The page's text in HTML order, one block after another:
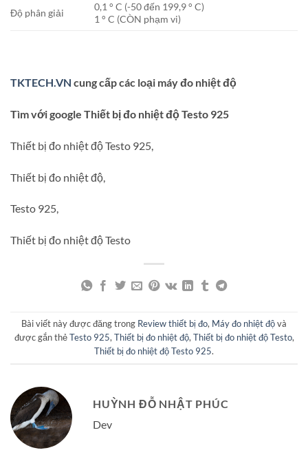
Độ phân giải
0,1 ° C (-50 đến 199,9 ° C)
1 ° C (CÒN phạm vi)
TKTECH.VN cung cấp các loại máy đo nhiệt độ
Tìm với google Thiết bị đo nhiệt độ Testo 925
Thiết bị đo nhiệt độ Testo 925,
Thiết bị đo nhiệt độ,
Testo 925,
Thiết bị đo nhiệt độ Testo
Bài viết này được đăng trong Review thiết bị đo, Máy đo nhiệt độvà
được gắn thẻTesto 925,Thiết bị đo nhiệt độ,Thiết bị đo nhiệt độ Testo,
Thiết bị đo nhiệt độ Testo 925.
HUỲNH ĐỖ NHẬT PHÚC
Dev